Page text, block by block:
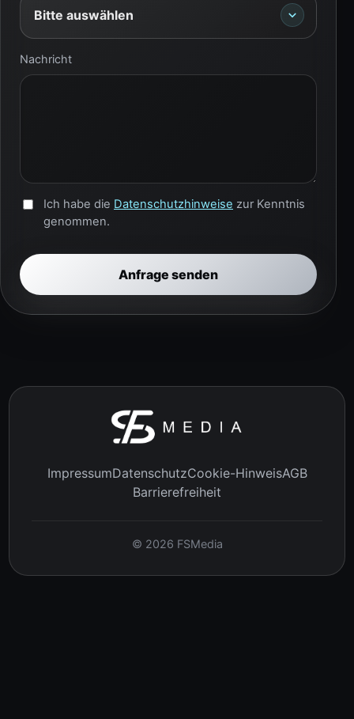
Bitte auswählen
Nachricht
Ich habe die Datenschutzhinweise zur Kenntnis
genommen.
Anfrage senden
ImpressumDatenschutzCookie-HinweisAGB
Barrierefreiheit
© 2026 FSMedia